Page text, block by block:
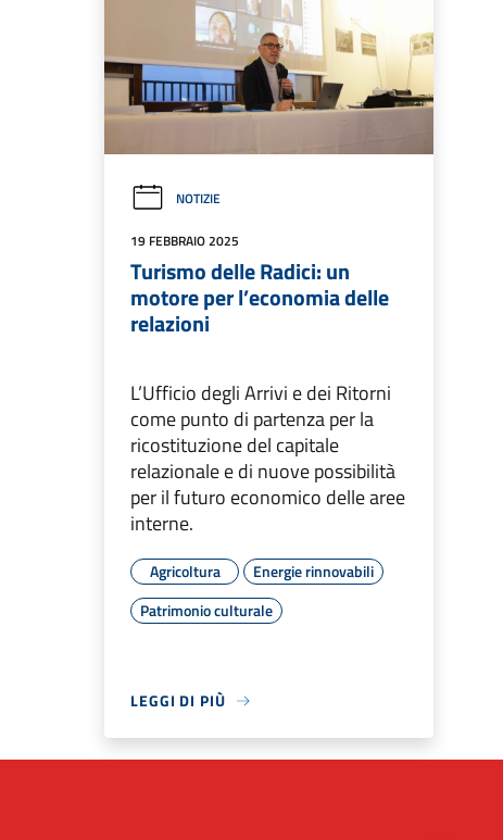
NOTIZIE
19 FEBBRAIO 2025
Turismo delle Radici: un
motore per l’economia delle
relazioni
L’Ufficio degli Arrivi e dei Ritorni
come punto di partenza per la
ricostituzione del capitale
relazionale e di nuove possibilità
per il futuro economico delle aree
interne.
Agricoltura
Energie rinnovabili
Patrimonio culturale
LEGGI DI PIÙ